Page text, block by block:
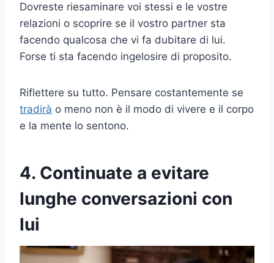
Dovreste riesaminare voi stessi e le vostre
relazioni o scoprire se il vostro partner sta
facendo qualcosa che vi fa dubitare di lui.
Forse ti sta facendo ingelosire di proposito.
Riflettere su tutto. Pensare costantemente se
tradirà o meno non è il modo di vivere e il corpo
e la mente lo sentono.
4. Continuate a evitare
lunghe conversazioni con
lui